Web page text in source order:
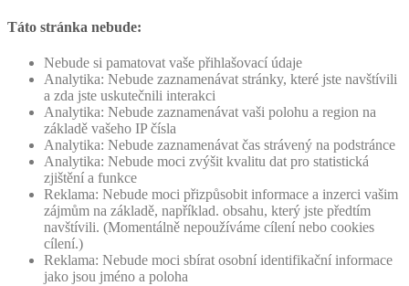
Táto stránka nebude:
Nebude si pamatovat vaše přihlašovací údaje
Analytika: Nebude zaznamenávat stránky, které jste navštívili
a zda jste uskutečnili interakci
Analytika: Nebude zaznamenávat vaši polohu a region na
základě vašeho IP čísla
Analytika: Nebude zaznamenávat čas strávený na podstránce
Analytika: Nebude moci zvýšit kvalitu dat pro statistická
zjištění a funkce
Reklama: Nebude moci přizpůsobit informace a inzerci vašim
zájmům na základě, například. obsahu, který jste předtím
navštívili. (Momentálně nepoužíváme cílení nebo cookies
cílení.)
Reklama: Nebude moci sbírat osobní identifikační informace
jako jsou jméno a poloha